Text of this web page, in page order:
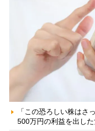
「この恐ろしい株は
500万円の利益を出し